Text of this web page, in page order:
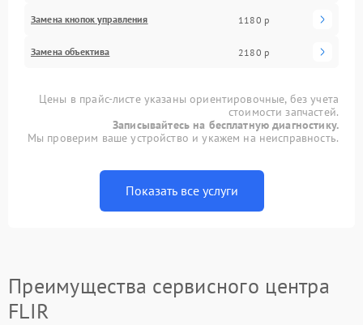
Замена кнопок управления 1180 р
Замена объектива 2180 р
Цены в прайс-листе указаны ориентировочные, без учета
стоимости запчастей.
Записывайтесь на бесплатную диагностику.
Мы проверим ваше устройство и укажем на неисправность.
Показать все услуги
Преимущества сервисного центра
FLIR